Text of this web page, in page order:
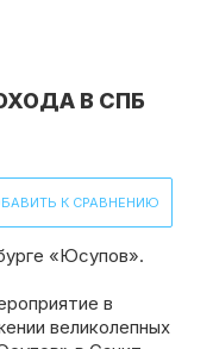
В СПБ
К СРАВНЕНИЮ
«Юсупов».
в
великолепных